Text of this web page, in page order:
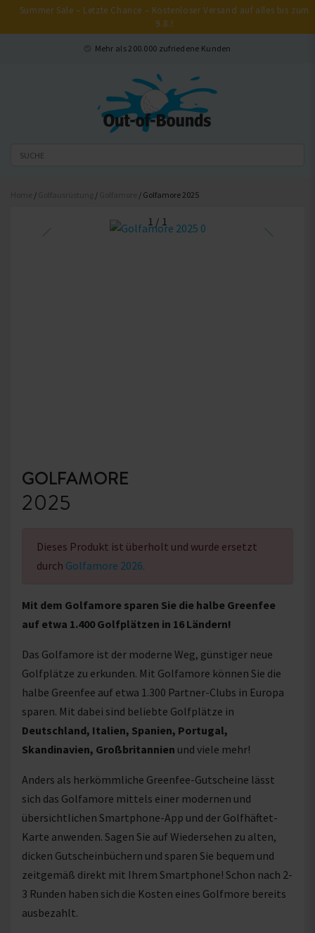
Summer Sale – Letzte Chance – Kostenloser Versand auf alles bis zum
9.8.!
Mehr als 200.000 zufriedene Kunden
/ / / Golfamore 2025
1 / 1
GOLFAMORE
2025
Dieses Produkt ist überholt und wurde ersetzt
durch Golfamore 2026.
Mit dem Golfamore sparen Sie die halbe Greenfee
auf etwa 1.400 Golfplätzen in 16 Ländern!
Das Golfamore ist der moderne Weg, günstiger neue
Golfplätze zu erkunden. Mit Golfamore können Sie die
halbe Greenfee auf etwa 1.300 Partner-Clubs in Europa
sparen. Mit dabei sind beliebte Golfplätze in
Deutschland, Italien, Spanien, Portugal,
Skandinavien, Großbritannien und viele mehr!
Anders als herkömmliche Greenfee-Gutscheine lässt
sich das Golfamore mittels einer modernen und
übersichtlichen Smartphone-App und der Golfhäftet-
Karte anwenden. Sagen Sie auf Wiedersehen zu alten,
dicken Gutscheinbüchern und sparen Sie bequem und
zeitgemäß direkt mit Ihrem Smartphone! Schon nach 2-
3 Runden haben sich die Kosten eines Golfmore bereits
ausbezahlt.